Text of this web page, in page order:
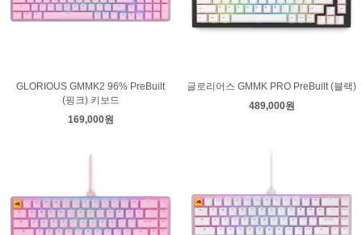
GLORIOUS GMMK2 96% PreBuilt
(핑크) 키보드
169,000원
글로리어스 GMMK PRO PreBuilt (블랙)
489,000원